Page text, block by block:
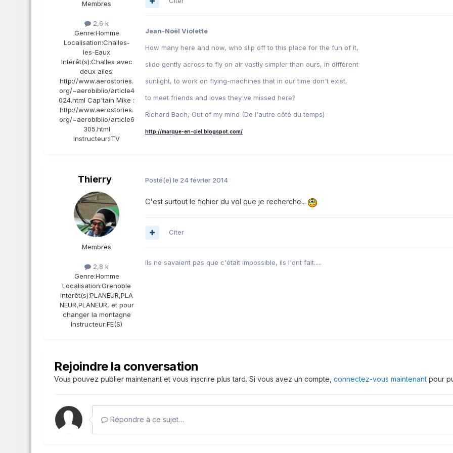
Membres
2,6 k
Genre:Homme
Localisation:Challes-
les-Eaux
Intérêt(s):Challes avec
deux ailes:
http://www.aerostories.
org/~aerobiblio/article4
024.html Cap'tain Mike :
http://www.aerostories.
org/~aerobiblio/article6
305.html
Instructeur:ITV
Jean-Noël Violette
How many here and now, who slip off to this place for the fun of it,
slide gently across to fly on air vastly simpler than ours, in different
sunlight, to work on flying-machines that in our time don't exist,
to meet friends and loves they've missed here?
Richard Bach, Out of my mind (De l'autre côté du temps)
http://marque-en-ciel.blogspot.com/
Thierry
Membres
2,8 k
Genre:Homme
Localisation:Grenoble
Intérêt(s):PLANEUR,PLA
NEUR,PLANEUR, et pour
changer la montagne
Instructeur:FE(S)
Posté(e) le 24 février 2014
C'est surtout le fichier du vol que je recherche...
Citer
Ils ne savaient pas que c'était impossible, ils l'ont fait.....
Rejoindre la conversation
Vous pouvez publier maintenant et vous inscrire plus tard. Si vous avez un compte, connectez-vous maintenant pour
Répondre à ce sujet…